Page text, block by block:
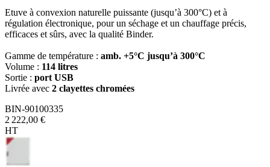
Etuve à convexion naturelle puissante (jusqu’à 300°C) et à
régulation électronique, pour un séchage et un chauffage précis,
efficaces et sûrs, avec la qualité Binder.
Gamme de température : amb. +5°C jusqu’à 300°C
Volume : 114 litres
Sortie : port USB
Livrée avec 2 clayettes chromées
BIN-90100335
2 222,00 €
HT